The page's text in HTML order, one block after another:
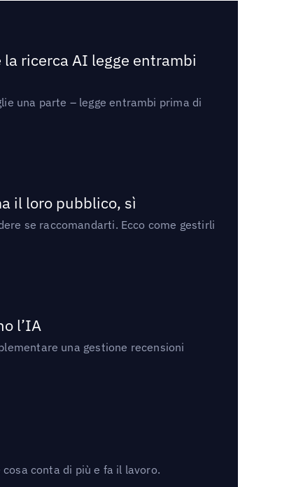
ricerca AI legge entrambi
una parte – legge entrambi prima di
il loro pubblico, sì
se raccomandarti. Ecco come gestirli
l’IA
una gestione recensioni
conta di più e fa il lavoro.